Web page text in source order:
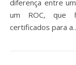
diferença entre
um ROC, que
certificados para